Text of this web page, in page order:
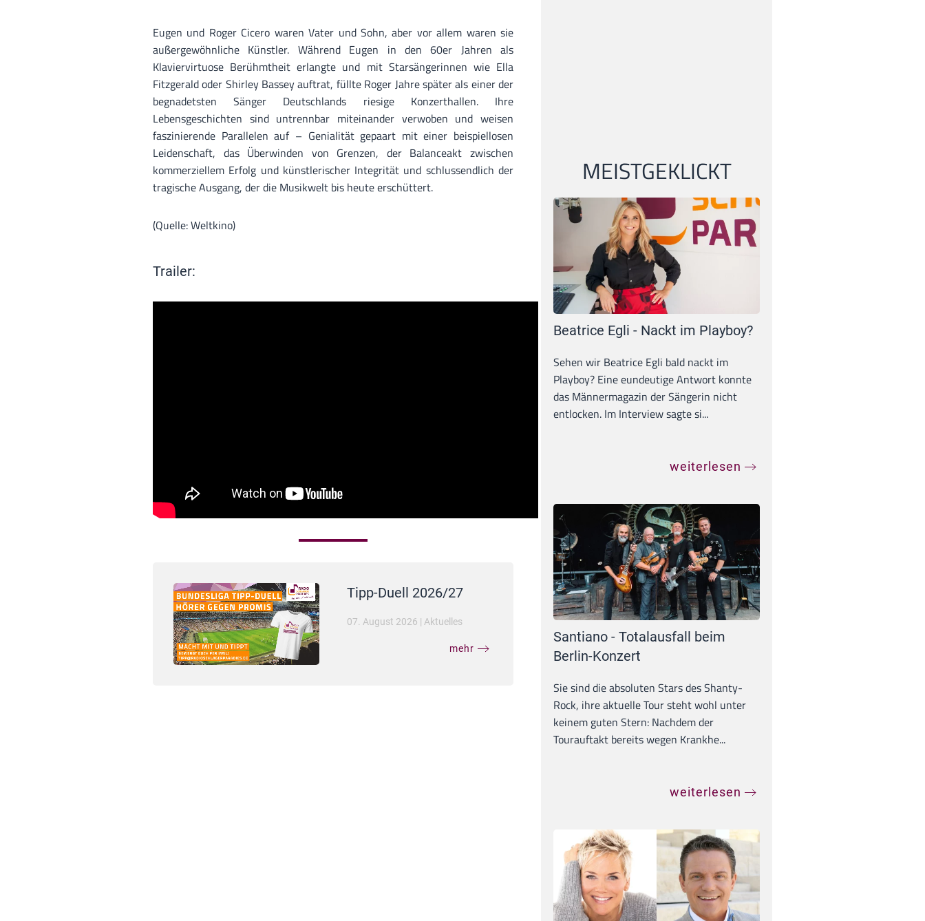
Eugen und Roger Cicero waren Vater und Sohn, aber vor allem waren sie
außergewöhnliche Künstler. Während Eugen in den 60er Jahren als
Klaviervirtuose Berühmtheit erlangte und mit Starsängerinnen wie Ella
Fitzgerald oder Shirley Bassey auftrat, füllte Roger Jahre später als einer der
begnadetsten Sänger Deutschlands riesige Konzerthallen. Ihre
Lebensgeschichten sind untrennbar miteinander verwoben und weisen
faszinierende Parallelen auf – Genialität gepaart mit einer beispiellosen
Leidenschaft, das Überwinden von Grenzen, der Balanceakt zwischen
kommerziellem Erfolg und künstlerischer Integrität und schlussendlich der
tragische Ausgang, der die Musikwelt bis heute erschüttert.
(Quelle: Weltkino)
Trailer:
Tipp-Duell 2026/27
07. August 2026 | Aktuelles
mehr
MEISTGEKLICKT
Beatrice Egli - Nackt im Playboy?
Sehen wir Beatrice Egli bald nackt im
Playboy? Eine eundeutige Antwort konnte
das Männermagazin der Sängerin nicht
entlocken. Im Interview sagte si...
weiterlesen
Santiano - Totalausfall beim
Berlin-Konzert
Sie sind die absoluten Stars des Shanty-
Rock, ihre aktuelle Tour steht wohl unter
keinem guten Stern: Nachdem der
Tourauftakt bereits wegen Krankhe...
weiterlesen